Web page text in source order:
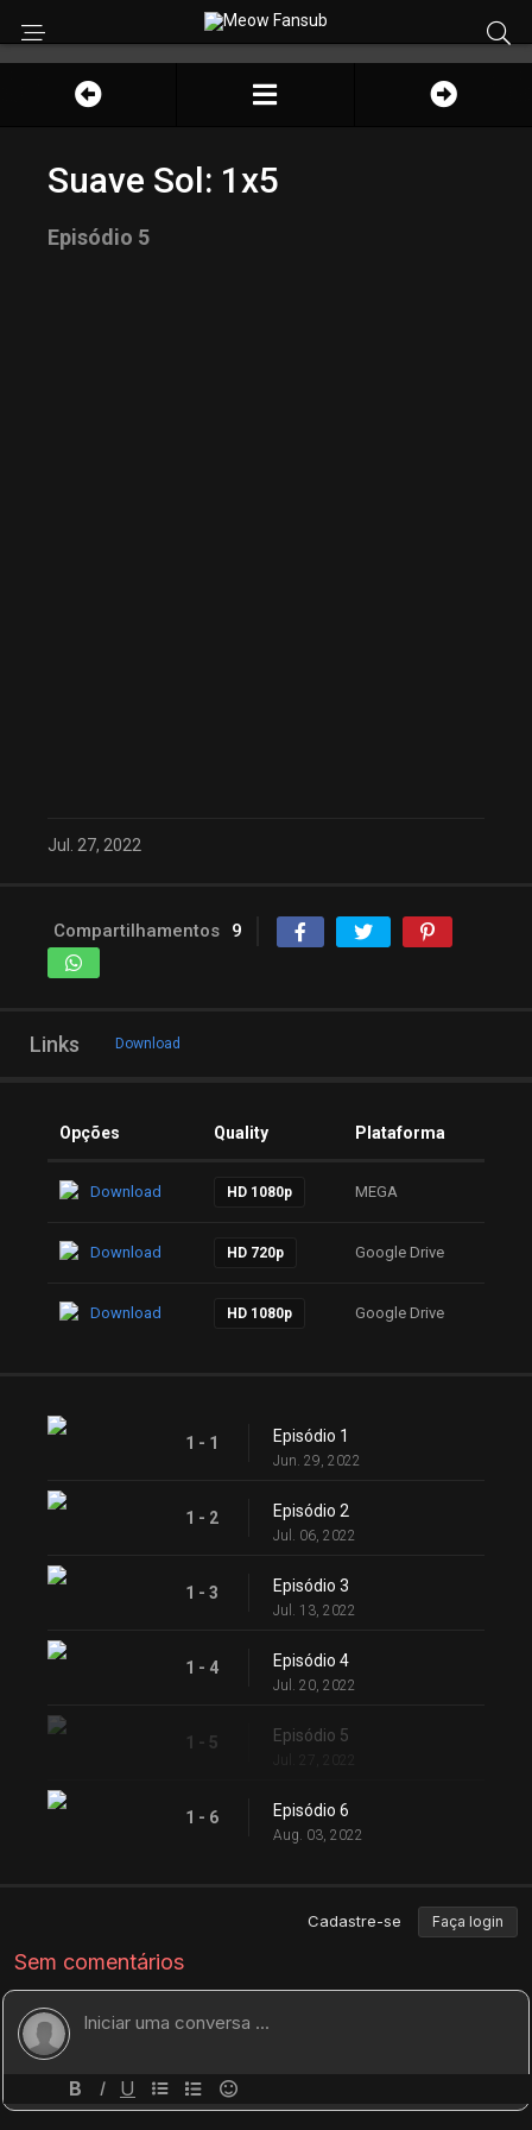
Suave Sol: 1x5
Episódio 5
Jul. 27, 2022
Compartilhamentos 9
Links Download
Opções Quality Plataforma
Download HD 1080p MEGA
Download HD 720p Google Drive
Download HD 1080p Google Drive
1 - 1 Episódio 1
Jun. 29, 2022
1 - 2 Episódio 2
Jul. 06, 2022
1 - 3 Episódio 3
Jul. 13, 2022
1 - 4 Episódio 4
Jul. 20, 2022
1 - 5 Episódio 5
1 - 6 Episódio 6
Aug. 03, 2022